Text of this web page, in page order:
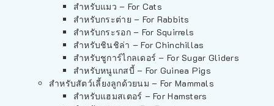
สำหรับแมว – For Cats
สำหรับกระต่าย – For Rabbits
สำหรับกระรอก – For Squirrels
สำหรับชินชิล่า – For Chinchillas
สำหรับชูการ์ไกลเดอร์ – For Sugar Gliders
สำหรับหนูแกสบี้ – For Guinea Pigs
สำหรับสัตว์เลี้ยงลูกด้วยนม – For Mammals
สำหรับแฮมสเตอร์ – For Hamsters